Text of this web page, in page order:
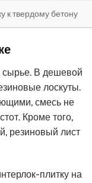
к твердому бетону
сырье. В дешевой
лоскуты.
смесь не
Кроме того,
резиновый лист
плитку на